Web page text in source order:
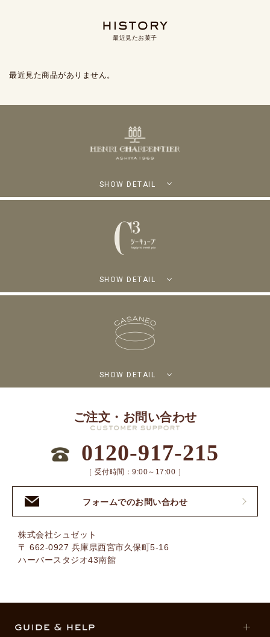
最近見たお菓子
最近見た商品がありません。
SHOW DETAIL
SHOW DETAIL
SHOW DETAIL
ご注文・お問い合わせ
0120-917-215
［ 受付時間：9:00～17:00 ］
フォームでのお問い合わせ
株式会社シュゼット
〒 662-0927 兵庫県西宮市久保町5-16
ハーバースタジオ43南館